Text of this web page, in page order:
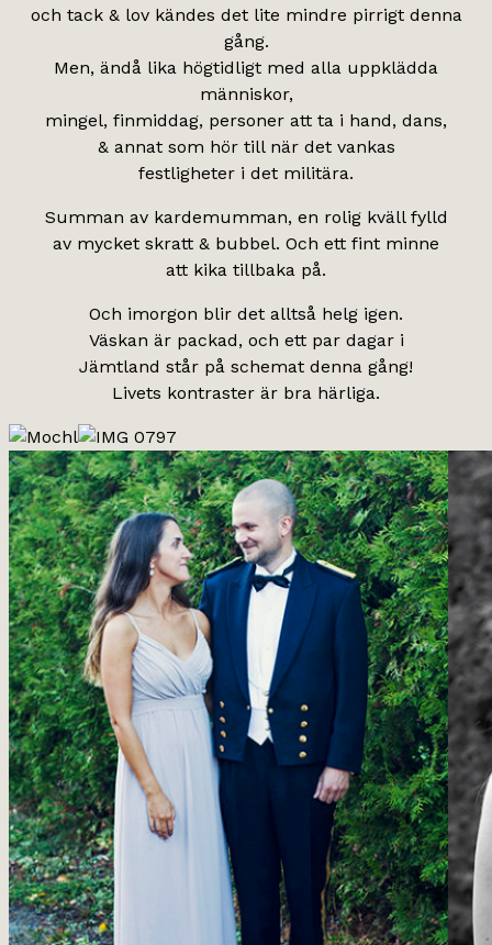
och tack & lov kändes det lite mindre pirrigt denna
gång.
Men, ändå lika högtidligt med alla uppklädda
människor,
mingel, finmiddag, personer att ta i hand, dans,
& annat som hör till när det vankas
festligheter i det militära.
Summan av kardemumman, en rolig kväll fylld
av mycket skratt & bubbel. Och ett fint minne
att kika tillbaka på.
Och imorgon blir det alltså helg igen.
Väskan är packad, och ett par dagar i
Jämtland står på schemat denna gång!
Livets kontraster är bra härliga.